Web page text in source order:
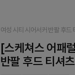
여성 시티 시어서커 반팔 후드
[스케쳐스 어패
반팔 후드 티셔츠